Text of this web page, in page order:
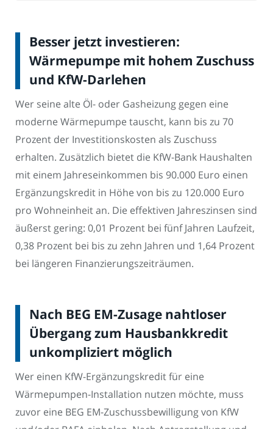
Besser jetzt investieren:
Wärmepumpe mit hohem Zuschuss
und KfW-Darlehen
Wer seine alte Öl- oder Gasheizung gegen eine
moderne Wärmepumpe tauscht, kann bis zu 70
Prozent der Investitionskosten als Zuschuss
erhalten. Zusätzlich bietet die KfW-Bank Haushalten
mit einem Jahreseinkommen bis 90.000 Euro einen
Ergänzungskredit in Höhe von bis zu 120.000 Euro
pro Wohneinheit an. Die effektiven Jahreszinsen sind
äußerst gering: 0,01 Prozent bei fünf Jahren Laufzeit,
0,38 Prozent bei bis zu zehn Jahren und 1,64 Prozent
bei längeren Finanzierungszeiträumen.
Nach BEG EM-Zusage nahtloser
Übergang zum Hausbankkredit
unkompliziert möglich
Wer einen KfW-Ergänzungskredit für eine
Wärmepumpen-Installation nutzen möchte, muss
zuvor eine BEG EM-Zuschussbewilligung von KfW